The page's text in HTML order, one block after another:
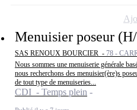
Menuisier poseur
SAS RENOUX BOURCIER - 78 -
Nous sommes une menuiserie générale
nous recherchons des menuisier(ère)s
de tout type de menuiseries...
CDI - Temps plein